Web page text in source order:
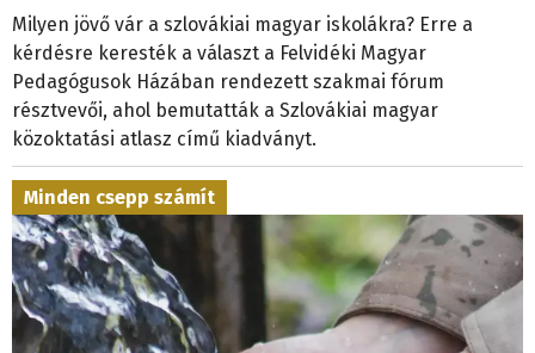
Milyen jövő vár a szlovákiai magyar iskolákra? Erre a
kérdésre keresték a választ a Felvidéki Magyar
Pedagógusok Házában rendezett szakmai fórum
résztvevői, ahol bemutatták a Szlovákiai magyar
közoktatási atlasz című kiadványt.
Minden csepp számít